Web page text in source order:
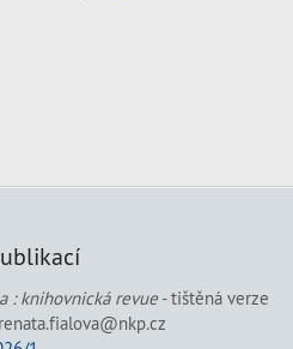
: knihovnická revue- tištěná verze